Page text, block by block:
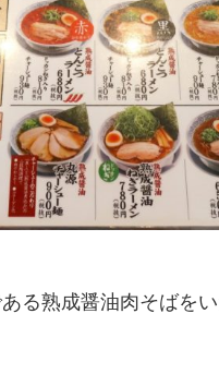
る熟成醤油肉そばを